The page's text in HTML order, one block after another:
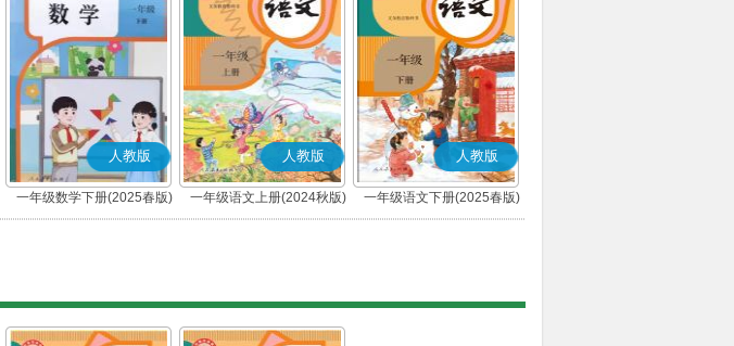
人教版
一年级数学下册(2025春版)
人教版
一年级语文上册(2024秋版)
(部编版)
人教版
一年级语文下册(2025春版)
(部编版)